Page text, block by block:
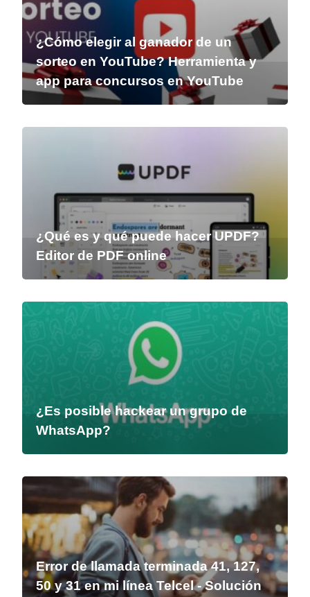
¿Cómo elegir al ganador de un
sorteo en YouTube? Herramienta y
app para concursos en YouTube
¿Qué es y qué puede hacer UPDF?
Editor de PDF online
¿Es posible hackear un grupo de
WhatsApp?
Error de llamada terminada 41, 127,
50 y 31 en mi línea Telcel - Solución